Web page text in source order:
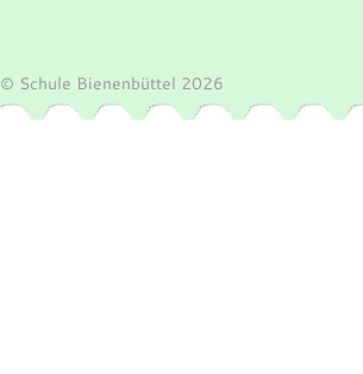
© Schule Bienenbüttel 2026